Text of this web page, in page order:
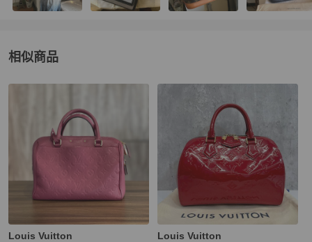
相似商品
更多相似Louis Vuitton女包推薦精品
Louis Vuitton Louis Vuitton